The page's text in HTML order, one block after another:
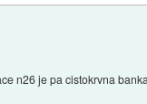
n26 je pa cistokrvna